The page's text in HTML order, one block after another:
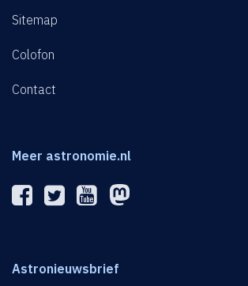
Sitemap
Colofon
Contact
Meer astronomie.nl
Astronieuwsbrief